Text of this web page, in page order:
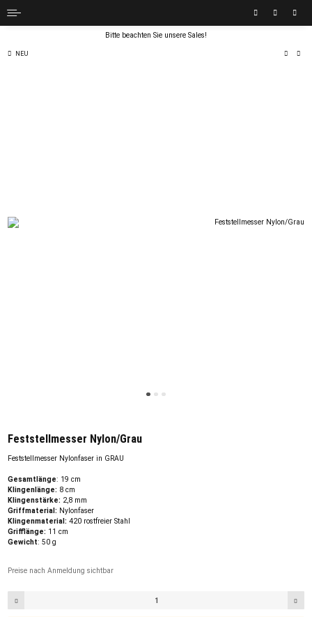
Bitte beachten Sie unsere Sales!
NEU
Feststellmesser Nylon/Grau
Feststellmesser Nylonfaser in GRAU
Gesamtlänge: 19 cm
Klingenlänge: 8 cm
Klingenstärke: 2,8 mm
Griffmaterial: Nylonfaser
Klingenmaterial: 420 rostfreier Stahl
Grifflänge: 11 cm
Gewicht: 50 g
Preise nach Anmeldung sichtbar